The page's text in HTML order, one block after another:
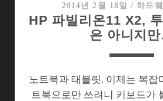
2014년 2월 18일 /하드
HP 파빌리온11 X2,
은 아니지
노트북과 태블릿. 이제는 복잡
트북으로만 쓰려니 키보드가